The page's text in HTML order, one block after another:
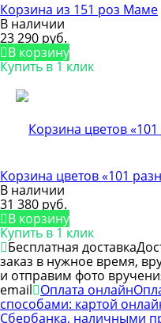
Корзина из 151 роз Маме
В наличии
23 290 руб.
В корзину
Купить в 1 клик
Корзина цветов «101
В наличии
31 380 руб.
В корзину
Купить в 1 клик
Бесплатная доставка
заказ в нужное время,
и отправим фото
email Оплата онлайн
способами: картой
Сбербанка, наличными